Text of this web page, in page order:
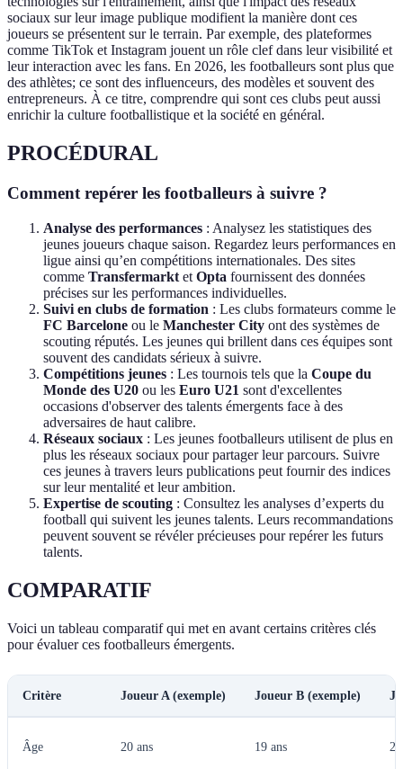
sociaux sur leur image publique modifient la manière dont ces
joueurs se présentent sur le terrain. Par exemple, des plateformes
comme TikTok et Instagram jouent un rôle clef dans leur visibilité et
leur interaction avec les fans. En 2026, les footballeurs sont plus que
des athlètes; ce sont des influenceurs, des modèles et souvent des
entrepreneurs. À ce titre, comprendre qui sont ces clubs peut aussi
enrichir la culture footballistique et la société en général.
PROCÉDURAL
Comment repérer les footballeurs à suivre ?
Analyse des performances : Analysez les statistiques des
jeunes joueurs chaque saison. Regardez leurs performances en
ligue ainsi qu’en compétitions internationales. Des sites
comme Transfermarkt et Opta fournissent des données
précises sur les performances individuelles.
Suivi en clubs de formation : Les clubs formateurs comme le
FC Barcelone ou le Manchester City ont des systèmes de
scouting réputés. Les jeunes qui brillent dans ces équipes sont
souvent des candidats sérieux à suivre.
Compétitions jeunes : Les tournois tels que la Coupe du
Monde des U20 ou les Euro U21 sont d'excellentes
occasions d'observer des talents émergents face à des
adversaires de haut calibre.
Réseaux sociaux : Les jeunes footballeurs utilisent de plus en
plus les réseaux sociaux pour partager leur parcours. Suivre
ces jeunes à travers leurs publications peut fournir des indices
sur leur mentalité et leur ambition.
Expertise de scouting : Consultez les analyses d’experts du
football qui suivent les jeunes talents. Leurs recommandations
peuvent souvent se révéler précieuses pour repérer les futurs
talents.
COMPARATIF
Voici un tableau comparatif qui met en avant certains critères clés
pour évaluer ces footballeurs émergents.
Critère Joueur A (exemple) Joueur B (exemple)
Âge 20 ans 19 ans